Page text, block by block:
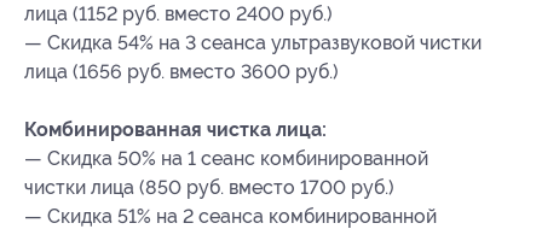
лица (1152 руб. вместо 2400 руб.)
— Скидка 54% на 3 сеанса ультразвуковой чистки
лица (1656 руб. вместо 3600 руб.)
Комбинированная чистка лица:
— Скидка 50% на 1 сеанс комбинированной
чистки лица (850 руб. вместо 1700 руб.)
— Скидка 51% на 2 сеанса комбинированной